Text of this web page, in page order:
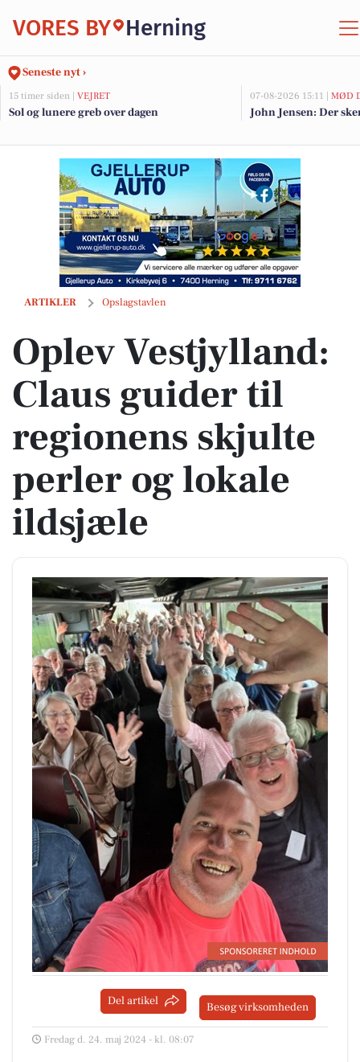
VORES BY Herning
Seneste nyt ›
15 timer siden | VEJRET
Sol og lunere greb over dagen
07-08-2026 15:11 | MØD
John Jensen: Der
ARTIKLER Opslagstavlen
Oplev Vestjylland: Claus guider til regionens skjulte perler og
Oplev Vestjylland:
Claus guider til
regionens skjulte
perler og lokale
ildsjæle
Del artikel Besøg virksomheden
Fredag d. 24. maj 2024 - kl. 08:07